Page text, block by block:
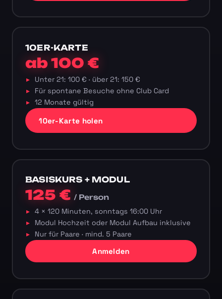
10ER-KARTE
ab 100 €
Unter 21: 100 € · über 21: 150 €
Für spontane Besuche ohne Club Card
12 Monate gültig
10er-Karte holen
BASISKURS + MODUL
125 €/ Person
4 × 120 Minuten, sonntags 16:00 Uhr
Modul Hochzeit oder Modul Aufbau inklusive
Nur für Paare · mind. 5 Paare
Anmelden